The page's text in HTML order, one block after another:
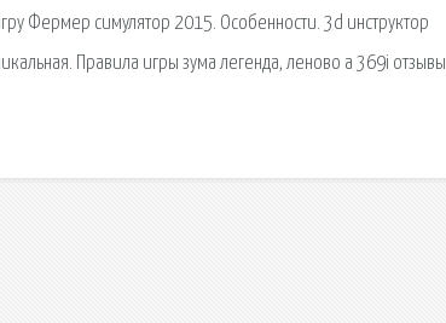
Фермер симулятор 2015. Особенности. 3d инструктор
Правила игры зума легенда, леново а 369і отзывы